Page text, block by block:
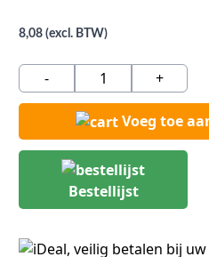
8,08 (excl. BTW)
- +
Voeg toe
Bestellijst